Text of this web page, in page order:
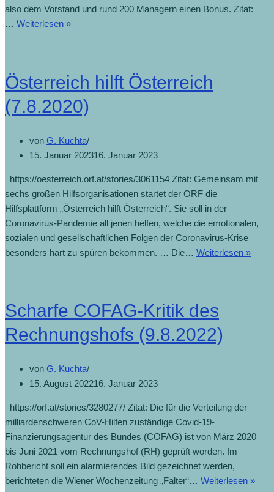
also dem Vorstand und rund 200 Managern einen Bonus. Zitat:
… Weiterlesen »
Österreich hilft Österreich
(7.8.2020)
von G. Kuchta
15. Januar 202316. Januar 2023
https://oesterreich.orf.at/stories/3061154 Zitat: Gemeinsam mit
sechs großen Hilfsorganisationen startet der ORF die
Hilfsplattform „Österreich hilft Österreich“. Sie soll in der
Coronavirus-Pandemie all jenen helfen, welche die emotionalen,
sozialen und gesellschaftlichen Folgen der Coronavirus-Krise
besonders hart zu spüren bekommen. … Die… Weiterlesen »
Scharfe COFAG-Kritik des
Rechnungshofs (9.8.2022)
von G. Kuchta
15. August 202216. Januar 2023
https://orf.at/stories/3280277/ Zitat: Die für die Verteilung der
milliardenschweren CoV-Hilfen zuständige Covid-19-
Finanzierungsagentur des Bundes (COFAG) ist von März 2020
bis Juni 2021 vom Rechnungshof (RH) geprüft worden. Im
Rohbericht soll ein alarmierendes Bild gezeichnet werden,
berichteten die Wiener Wochenzeitung „Falter“… Weiterlesen »